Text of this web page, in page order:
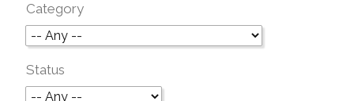
Category
Status